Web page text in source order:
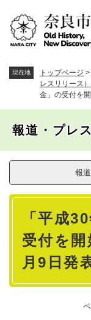
。
現在地 トップページ >
レスリリース）
金」の受付を
報道・プレ
報
本
「平成
受付を
月9日発